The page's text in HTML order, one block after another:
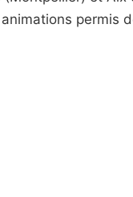
permis